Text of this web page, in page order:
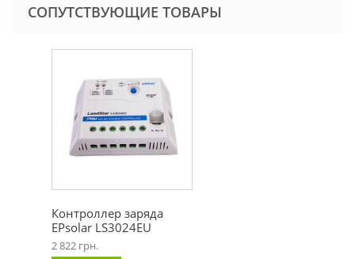
СОПУТСТВУЮЩИЕ ТОВАРЫ
Контроллер заряда
EPsolar LS3024EU
2 822 грн.